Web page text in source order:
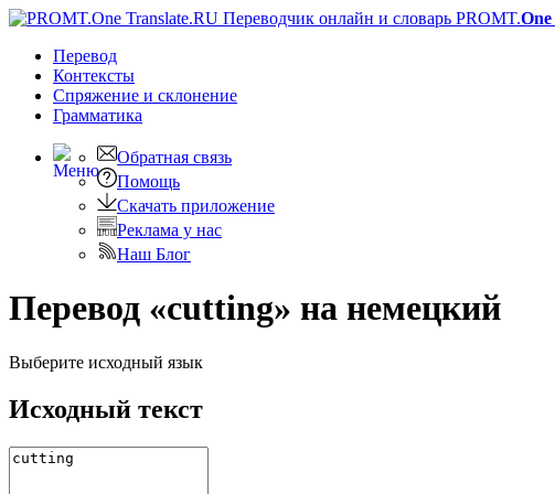
PROMT.One
Перевод
Контексты
Спряжение и склонение
Грамматика
Обратная связь
Помощь
Скачать приложение
Реклама у нас
Наш Блог
Перевод «cutting» на немецкий
Выберите исходный язык
Исходный текст